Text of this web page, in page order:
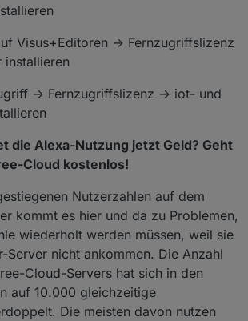
Visus+Editoren -> Fernzugriffslizenz
installieren
-> Fernzugriffslizenz -> iot- und
die Alexa-Nutzung jetzt Geld? Geht
Cloud kostenlos!
Nutzerzahlen auf dem
kommt es hier und da zu Problemen,
wiederholt werden müssen, weil sie
Server nicht ankommen. Die Anzahl
Cloud-Servers hat sich in den
auf 10.000 gleichzeitige
Die meisten davon nutzen